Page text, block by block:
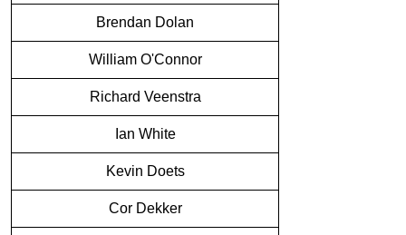
Brendan Dolan
William O'Connor
Richard Veenstra
Ian White
Kevin Doets
Cor Dekker